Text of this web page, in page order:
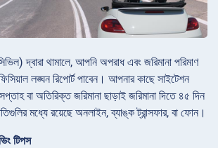
দ্বারা থামালে, আপনি অপরাধ এবং জরিমানা পরিমাণ
লঙ্ঘন রিপোর্ট পাবেন। আপনার কাছে সাইটেশন
বা অতিরিক্ত জরিমানা ছাড়াই জরিমানা দিতে ৪৫ দিন
মধ্যে রয়েছে অনলাইন, ব্যাঙ্ক ট্রান্সফার, বা ফোন।
টিপস